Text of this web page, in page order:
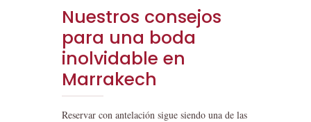
Nuestros consejos
para una boda
inolvidable en
Marrakech
Reservar con antelación sigue siendo una de las